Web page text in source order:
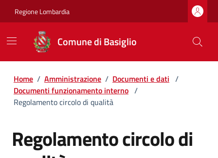
Regione Lombardia
Comune di Basiglio
Home / Amministrazione / Documenti e dati /
Documenti funzionamento interno /
Regolamento circolo di qualità
Regolamento circolo di